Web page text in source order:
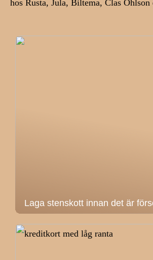
hos Rusta, Jula, Biltema, Clas Ohlson
Laga stenskott innan det är